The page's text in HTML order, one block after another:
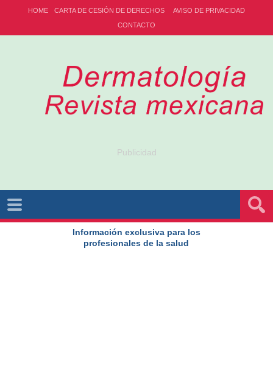
HOME CARTA DE CESIÓN DE DERECHOS
AVISO DE PRIVACIDAD
CONTACTO
Publicidad
Información exclusiva para los
profesionales de la salud